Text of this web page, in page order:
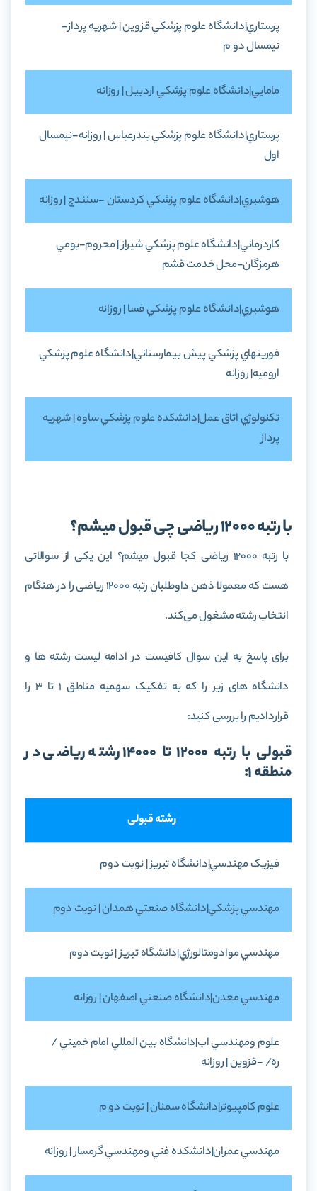
پرستاري|دانشگاه علوم پزشکي قزوين | شهريه پرداز-
نيمسال دو م
مامايي|دانشگاه علوم پزشکي اردبيل | روزانه
پرستاري|دانشگاه علوم پزشکي بندرعباس | روزانه-نيمسال
اول
هوشبري|دانشگاه علوم پزشکي کردستان -سنندج | روزانه
کاردرماني|دانشگاه علوم پزشکي شيراز | محروم-بومي
هرمزگان-محل خدمت قشم
هوشبري|دانشگاه علوم پزشکي فسا | روزانه
فوريتهاي پزشکي پيش بيمارستاني|دانشگاه علوم پزشکي
اروميه| روزانه
تکنولوژي اتاق عمل|دانشکده علوم پزشکي ساوه | شهريه
پرداز
با رتبه 12000 ریاضی چی قبول میشم؟
با رتبه 12000 ریاضی کجا قبول میشم؟ این یکی از سوالاتی
هست که معمولا ذهن داوطلبان رتبه 12000 ریاضی را در هنگام
انتخاب رشته مشغول می‌کند.
برای پاسخ به این سوال کافیست در ادامه لیست رشته ها و
دانشگاه های زیر را که به تفکیک سهمیه مناطق 1 تا 3 را
قراردادیم را بررسی کنید:
قبولی با رتبه 12000 تا 14000 رشته ریاضی در
منطقه 1:
رشته قبولی
فيزيک مهندسي|دانشگاه تبريز | نوبت دوم
مهندسي پزشکي|دانشگاه صنعتي همدان | نوبت دوم
مهندسي موادومتالورژي|دانشگاه تبريز | نوبت دوم
مهندسي معدن|دانشگاه صنعتي اصفهان | روزانه
علوم ومهندسي اب|دانشگاه بين المللي امام خميني /
ره/ -قزوين | روزانه
علوم کامپيوتر|دانشگاه سمنان | نوبت دو م
مهندسي عمران|دانشکده فني ومهندسي گرمسار | روزانه